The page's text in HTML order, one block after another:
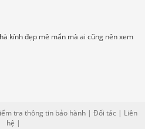
kính đẹp mê mẩn mà ai cũng nên xem
tra thông tin bảo hành| Đối tác | Liên
hệ |